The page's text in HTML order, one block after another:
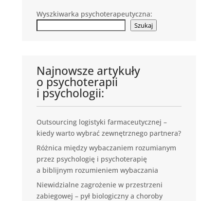
Wyszkiwarka psychoterapeutyczna:
Szukaj
Najnowsze artykuły
o psychoterapii
i psychologii:
Outsourcing logistyki farmaceutycznej –
kiedy warto wybrać zewnętrznego partnera?
Różnica między wybaczaniem rozumianym
przez psychologię i psychoterapię
a biblijnym rozumieniem wybaczania
Niewidzialne zagrożenie w przestrzeni
zabiegowej – pył biologiczny a choroby